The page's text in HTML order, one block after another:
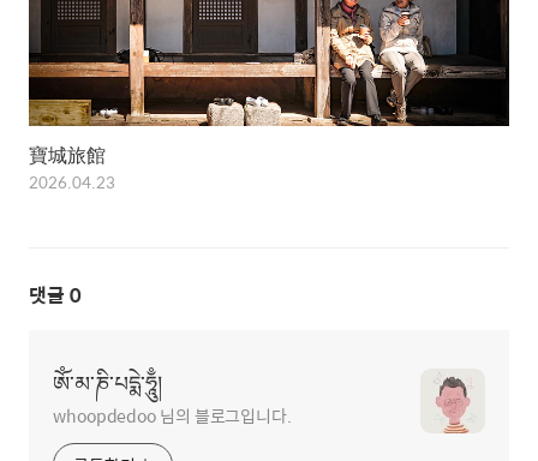
寶城旅館
2026.04.23
댓글 0
ཨོཾ་མ་ཎི་པདྨེ་ཧཱུྃ།
whoopdedoo 님의 블로그입니다.